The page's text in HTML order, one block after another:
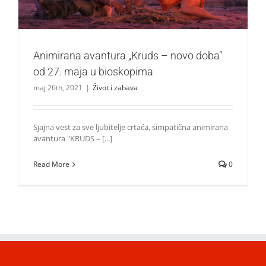
Animirana avantura „Kruds – novo doba“
od 27. maja u bioskopima
maj 26th, 2021 | Život i zabava
Sjajna vest za sve ljubitelje crtaća, simpatična animirana
avantura "KRUDS – [...]
Read More 0